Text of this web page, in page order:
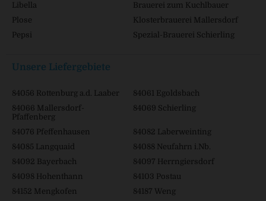
Libella
Brauerei zum Kuchlbauer
Plose
Klosterbrauerei Mallersdorf
Pepsi
Spezial-Brauerei Schierling
Unsere Liefergebiete
84056 Rottenburg a.d. Laaber
84061 Egoldsbach
84066 Mallersdorf-
Pfaffenberg
84069 Schierling
84076 Pfeffenhausen
84082 Laberweinting
84085 Langquaid
84088 Neufahrn i.Nb.
84092 Bayerbach
84097 Herrngiersdorf
84098 Hohenthann
84103 Postau
84152 Mengkofen
84187 Weng